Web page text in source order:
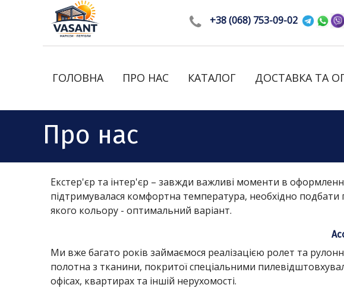
+38 (068) 753-09-02
ГОЛОВНА ПРО НАС
КАТАЛОГ
На
З
Касетні
Маркізи
Ковшові
Ролетні ворота
В'єздні
Із
Рольставні
Захисні ролети
Рольставні
ДОСТАВКА ТА
Про нас
Екстер'єр та інтер'єр – завжди важливі моменти в
підтримувалася комфортна температура, необхідно
якого кольору - оптимальний варіант.
Ми вже багато років займаємося реалізацією ролет та
полотна з тканини, покритої спеціальними
офісах, квартирах та іншій нерухомості.